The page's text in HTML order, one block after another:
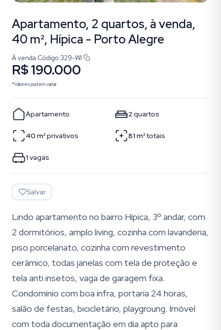
Apartamento, 2 quartos, à venda,
40 m², Hípica - Porto Alegre
À venda·Código 329-WI
R$ 190.000
*Valores podem variar.
Apartamento 2 quartos
40 m²privativos 81 m²totais
1 vagas
Salvar
Lindo apartamento no bairro Hípica, 3º andar, com
2 dormitórios, amplo living, cozinha com lavanderia,
piso porcelanato, cozinha com revestimento
cerâmico, todas janelas com tela de proteção e
tela anti insetos, vaga de garagem fixa.
Condomínio com boa infra, portaria 24 horas,
salão de festas, bicicletário, playgroung. Imóvel
com toda documentação em dia apto para